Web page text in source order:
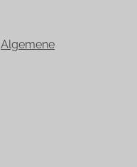
Algemene